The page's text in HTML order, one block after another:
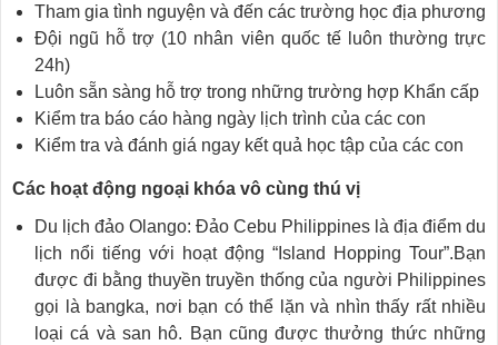
Tham gia tình nguyện và đến các trường học địa phương
Đội ngũ hỗ trợ (10 nhân viên quốc tế luôn thường trực
24h)
Luôn sẵn sàng hỗ trợ trong những trường hợp Khẩn cấp
Kiểm tra báo cáo hàng ngày lịch trình của các con
Kiểm tra và đánh giá ngay kết quả học tập của các con
Các hoạt động ngoại khóa vô cùng thú vị
Du lịch đảo Olango: Đảo Cebu Philippines là địa điểm du
lịch nổi tiếng với hoạt động “Island Hopping Tour”.Bạn
được đi bằng thuyền truyền thống của người Philippines
gọi là bangka, nơi bạn có thể lặn và nhìn thấy rất nhiều
loại cá và san hô. Bạn cũng được thưởng thức những